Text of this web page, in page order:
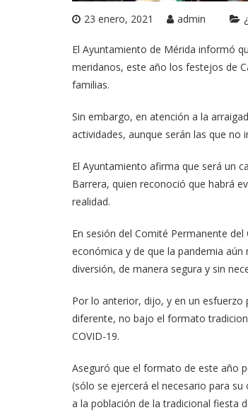
23 enero, 2021 admin
El Ayuntamiento de Mérida informó
meridanos, este año los festejos de
familias.
Sin embargo, en atención a la
actividades, aunque serán las que no
El Ayuntamiento afirma que será un
Barrera, quien reconoció que habrá
realidad.
En sesión del Comité Permanente
económica y de que la pandemia
diversión, de manera segura y sin
Por lo anterior, dijo, y en un esfuerzo
diferente, no bajo el formato
COVID-19.
Aseguró que el formato de este año
(sólo se ejercerá el necesario para
a la población de la tradicional fiesta